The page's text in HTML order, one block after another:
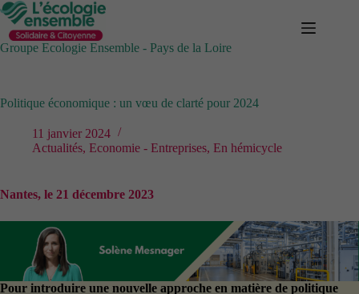
Passer
au
contenu
Groupe Ecologie Ensemble - Pays de la Loire
Politique économique : un vœu de clarté pour 2024
11 janvier 2024
Actualités, Economie - Entreprises, En hémicycle
Nantes, le 21 décembre 2023
Pour introduire une nouvelle approche en matière de politique